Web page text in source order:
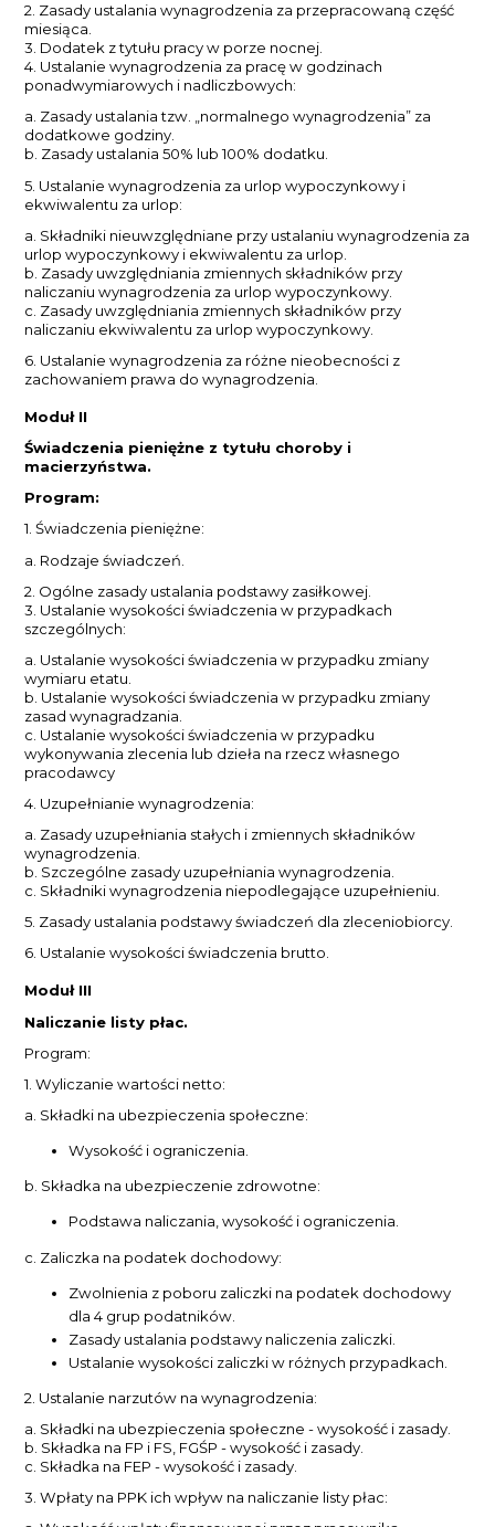
2. Zasady ustalania wynagrodzenia za przepracowaną część
miesiąca.
3. Dodatek z tytułu pracy w porze nocnej.
4. Ustalanie wynagrodzenia za pracę w godzinach
ponadwymiarowych i nadliczbowych:
a. Zasady ustalania tzw. „normalnego wynagrodzenia” za
dodatkowe godziny.
b. Zasady ustalania 50% lub 100% dodatku.
5. Ustalanie wynagrodzenia za urlop wypoczynkowy i
ekwiwalentu za urlop:
a. Składniki nieuwzględniane przy ustalaniu wynagrodzenia za
urlop wypoczynkowy i ekwiwalentu za urlop.
b. Zasady uwzględniania zmiennych składników przy
naliczaniu wynagrodzenia za urlop wypoczynkowy.
c. Zasady uwzględniania zmiennych składników przy
naliczaniu ekwiwalentu za urlop wypoczynkowy.
6. Ustalanie wynagrodzenia za różne nieobecności z
zachowaniem prawa do wynagrodzenia.
Moduł II
Świadczenia pieniężne z tytułu choroby i
macierzyństwa.
Program:
1. Świadczenia pieniężne:
a. Rodzaje świadczeń.
2. Ogólne zasady ustalania podstawy zasiłkowej.
3. Ustalanie wysokości świadczenia w przypadkach
szczególnych:
a. Ustalanie wysokości świadczenia w przypadku zmiany
wymiaru etatu.
b. Ustalanie wysokości świadczenia w przypadku zmiany
zasad wynagradzania.
c. Ustalanie wysokości świadczenia w przypadku
wykonywania zlecenia lub dzieła na rzecz własnego
pracodawcy
4. Uzupełnianie wynagrodzenia:
a. Zasady uzupełniania stałych i zmiennych składników
wynagrodzenia.
b. Szczególne zasady uzupełniania wynagrodzenia.
c. Składniki wynagrodzenia niepodlegające uzupełnieniu.
5. Zasady ustalania podstawy świadczeń dla zleceniobiorcy.
6. Ustalanie wysokości świadczenia brutto.
Moduł III
Naliczanie listy płac.
Program:
1. Wyliczanie wartości netto:
a. Składki na ubezpieczenia społeczne:
Wysokość i ograniczenia.
b. Składka na ubezpieczenie zdrowotne:
Podstawa naliczania, wysokość i ograniczenia.
c. Zaliczka na podatek dochodowy:
Zwolnienia z poboru zaliczki na podatek dochodowy
dla 4 grup podatników.
Zasady ustalania podstawy naliczenia zaliczki.
Ustalanie wysokości zaliczki w różnych przypadkach.
2. Ustalanie narzutów na wynagrodzenia:
a. Składki na ubezpieczenia społeczne - wysokość i zasady.
b. Składka na FP i FS, FGŚP - wysokość i zasady.
c. Składka na FEP - wysokość i zasady.
3. Wpłaty na PPK ich wpływ na naliczanie listy płac: